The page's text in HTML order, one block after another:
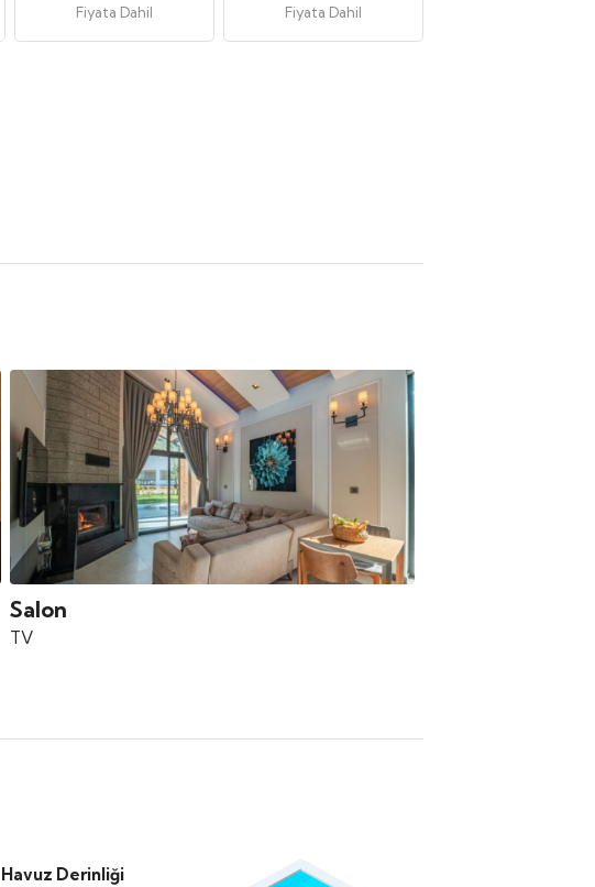
Fiyata Dahil Fiyata Dahil
Salon
TV
Havuz Derinliği